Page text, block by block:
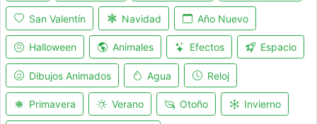
San Valentín Navidad Año Nuevo
Halloween Animales Efectos Espacio
Dibujos Animados Agua Reloj
Primavera Verano Otoño Invierno